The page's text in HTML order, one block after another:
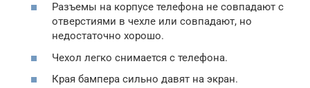
Разъемы на корпусе телефона не совпадают с
отверстиями в чехле или совпадают, но
недостаточно хорошо.
Чехол легко снимается с телефона.
Края бампера сильно давят на экран.